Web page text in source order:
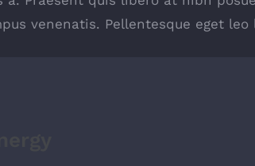
venenatis. Pellentesque eget leo